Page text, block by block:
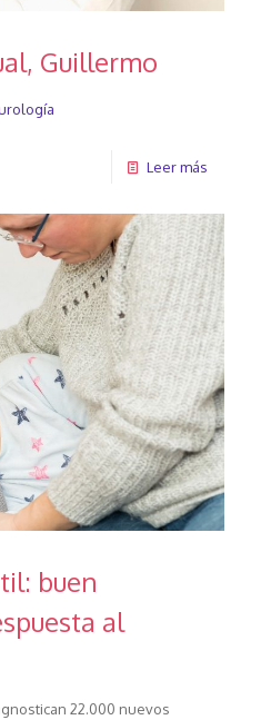
Guillermo
Leer más
buen
al
22.000 nuevos